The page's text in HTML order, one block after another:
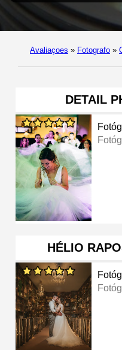
Avaliaçoes » Fotografo »
DETAIL
HÉLIO